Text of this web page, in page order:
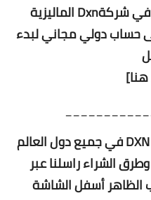
▪️للتسجيل بعضوية مجانية في شركةDxn الماليزية
حساب دولي مجاني لبدء
▪️للحصول على عناوين مكاتب DXN في جميع دول العالم
الشراء راسلنا عبر
الظاهر أسفل الشاشة